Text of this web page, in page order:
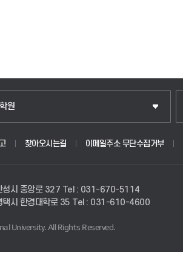
원
찾아오시는길 이메일주소 무단수집거부
시 중앙로 327 Tel : 031-670-5114
시 한경대학로 35 Tel : 031-610-4600
University. All Rights Reserved.